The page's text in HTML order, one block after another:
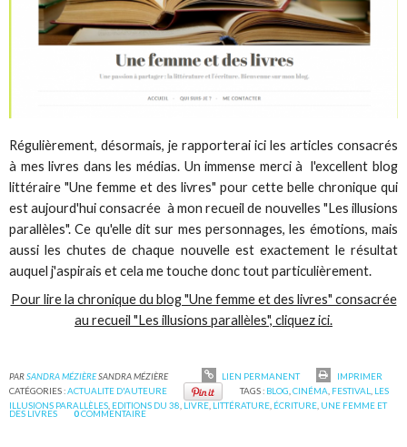
Régulièrement, désormais, je rapporterai ici les articles consacrés
à mes livres dans les médias. Un immense merci à l'excellent blog
littéraire "Une femme et des livres" pour cette belle chronique qui
est aujourd'hui consacrée à mon recueil de nouvelles "Les illusions
parallèles". Ce qu'elle dit sur mes personnages, les émotions, mais
aussi les chutes de chaque nouvelle est exactement le résultat
auquel j'aspirais et cela me touche donc tout particulièrement.
Pour lire la chronique du blog "Une femme et des livres" consacrée
au recueil "Les illusions parallèles", cliquez ici.
PARSANDRA MÉZIÈRESANDRA MÉZIÈRE LIEN PERMANENT
IMPRIMER
CATÉGORIES :ACTUALITE D'AUTEURE TAGS : BLOG CINÉMA FESTIVAL
LES
ILLUSIONS PARALLÈLES EDITIONS DU 38 LIVRE LITTÉRATURE ÉCRITURE UNE FEMME ET
DES LIVRES 0COMMENTAIRE